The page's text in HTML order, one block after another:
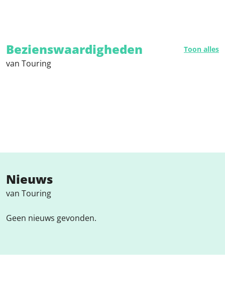
Bezienswaardigheden Toon alles
van Touring
Nieuws
van Touring
Geen nieuws gevonden.